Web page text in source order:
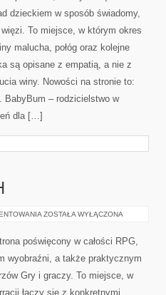
dzieckiem w sposób świadomy,
To miejsce, w którym okres
malucha, połóg oraz kolejne
są opisane z empatią, a nie z
winy. Nowości na stronie to:
BabyBum – rodzicielstwo w
dla […]
HISTORIA
ZOSTAŁA WYŁĄCZONA
poświęcony w całości RPG,
wyobraźni, a także praktycznym
Gry i graczy. To miejsce, w
łączy się z konkretnymi